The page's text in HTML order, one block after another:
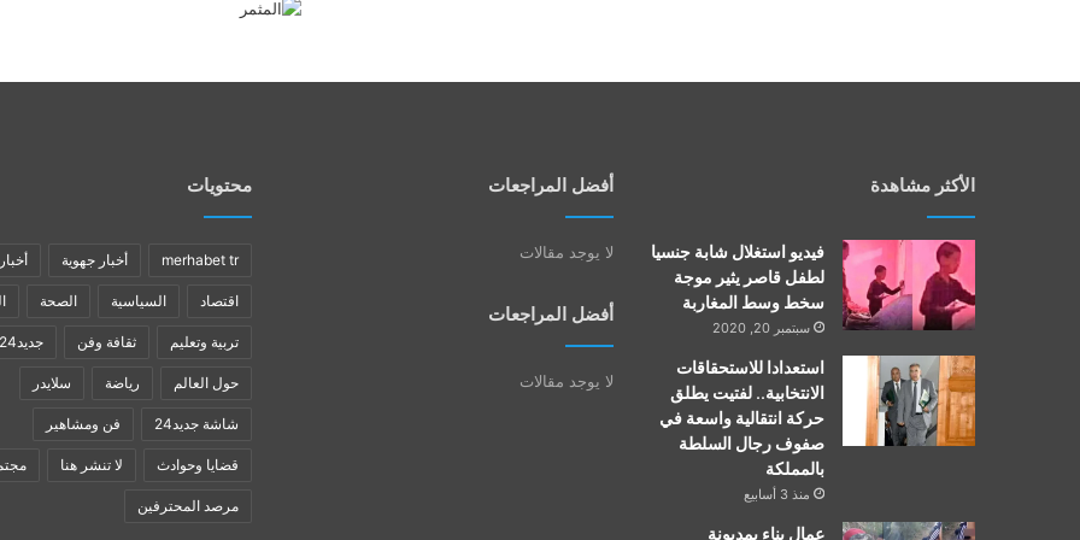
الأكثر مشاهدة
فيديو استغلال شابة جنسيا
لطفل قاصر يثير موجة
سخط وسط المغاربة
سبتمبر 20, 2020
استعدادا للاستحقاقات
الانتخابية.. لفتيت يطلق
حركة انتقالية واسعة في
صفوف رجال السلطة
بالمملكة
منذ 3 أسابيع
عمال بناء بمديونة
أفضل المراجعات
لا يوجد مقالات
أفضل المراجعات
لا يوجد مقالات
محتويات
merhabet tr أخبار جهوية
اقتصاد السياسية الصحة
تربية وتعليم ثقافة وفن جديد24
حول العالم رياضة سلايدر
شاشة جديد24 فن ومشاهير
قضايا وحوادث لا تنشر هنا
مرصد المحترفين